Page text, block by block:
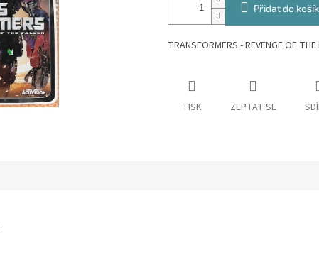
Přidat do
TRANSFORMERS - REVENGE OF
TISK ZEPTAT SE